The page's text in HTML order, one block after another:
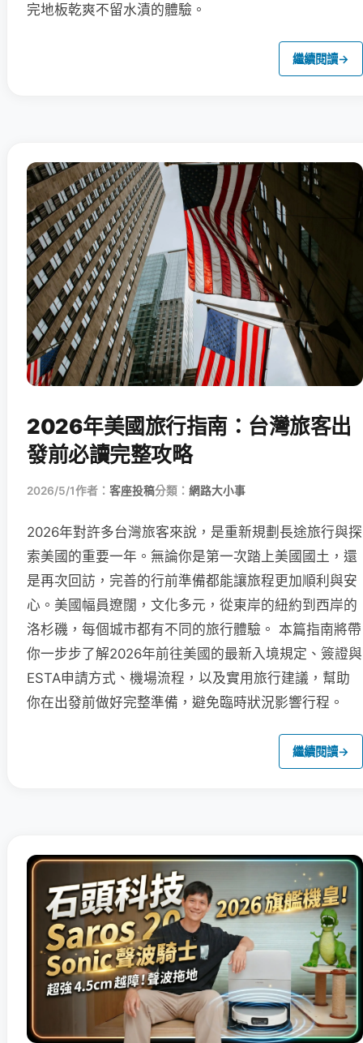
完地板乾爽不留水漬的體驗。
繼續閱讀→
2026年美國旅行指南：台灣旅客出
發前必讀完整攻略
2026/5/1作者： 客座投稿分類： 網路大小事
2026年對許多台灣旅客來說，是重新規劃長途旅行與探
索美國的重要一年。無論你是第一次踏上美國國土，還
是再次回訪，完善的行前準備都能讓旅程更加順利與安
心。美國幅員遼闊，文化多元，從東岸的紐約到西岸的
洛杉磯，每個城市都有不同的旅行體驗。 本篇指南將帶
你一步步了解2026年前往美國的最新入境規定、簽證與
ESTA申請方式、機場流程，以及實用旅行建議，幫助
你在出發前做好完整準備，避免臨時狀況影響行程。
繼續閱讀→